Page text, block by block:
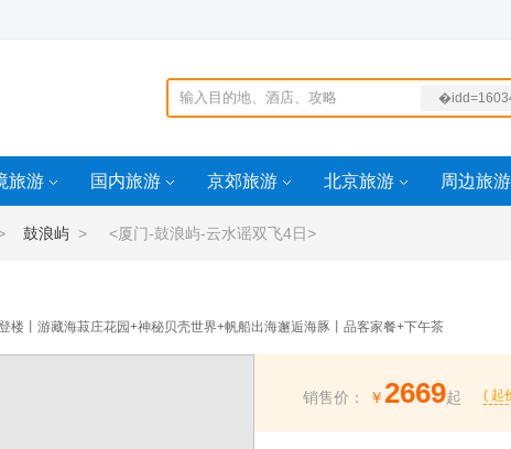
旅游 国内旅游 京郊旅游 北京旅游 周边旅游
鼓浪屿 > <厦门-鼓浪屿-云水谣双飞4日>
楼丨游藏海菽庄花园+神秘贝壳世界+帆船出海邂逅海豚丨品客家餐+下午茶
销售价： ￥ 2669起 ( 起